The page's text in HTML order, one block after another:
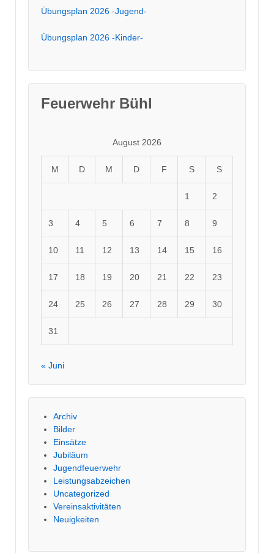
Übungsplan 2026 -Jugend-
Übungsplan 2026 -Kinder-
Feuerwehr Bühl
August 2026
M D M D F S S
1 2
3 4 5 6 7 8 9
10 11 12 13 14 15 16
17 18 19 20 21 22 23
24 25 26 27 28 29 30
31
« Juni
Archiv
Bilder
Einsätze
Jubiläum
Jugendfeuerwehr
Leistungsabzeichen
Uncategorized
Vereinsaktivitäten
Neuigkeiten